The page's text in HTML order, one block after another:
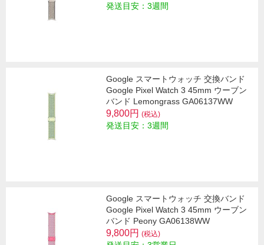
発送目安：3週間
Google スマートウォッチ 交換バンド
Google Pixel Watch 3 45mm ウーブン
バンド Lemongrass GA06137WW
9,800円 (税込)
発送目安：3週間
Google スマートウォッチ 交換バンド
Google Pixel Watch 3 45mm ウーブン
バンド Peony GA06138WW
9,800円 (税込)